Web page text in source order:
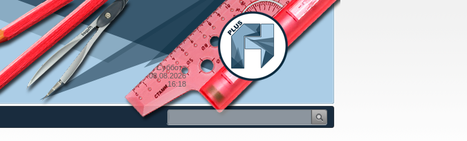
Суббота
08.08.2026
16:18